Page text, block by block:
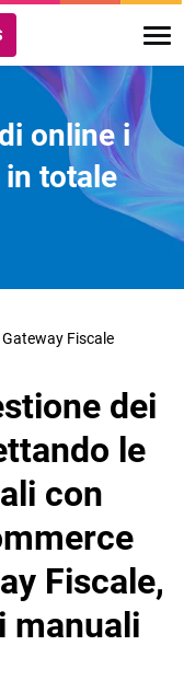
online i
totale
Fiscale
dei
le
con
Fiscale,
manuali